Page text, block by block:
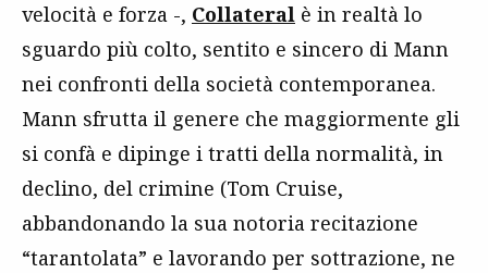
velocità e forza -, Collateral è in realtà lo
sguardo più colto, sentito e sincero di Mann
nei confronti della società contemporanea.
Mann sfrutta il genere che maggiormente gli
si confà e dipinge i tratti della normalità, in
declino, del crimine (Tom Cruise,
abbandonando la sua notoria recitazione
“tarantolata” e lavorando per sottrazione, ne